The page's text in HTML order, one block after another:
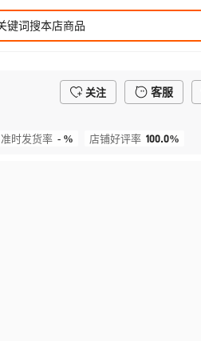
关注 客服
准时发货率 - % 店铺好评率 100.0%